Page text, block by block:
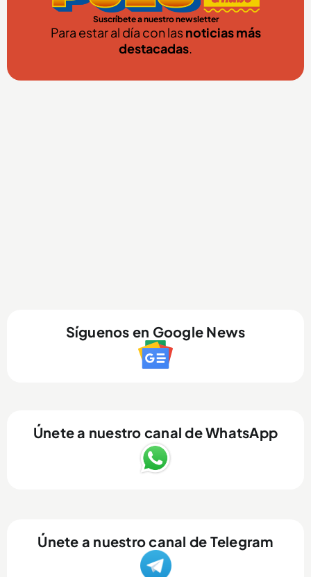
Suscríbete a nuestro newsletter
Para estar al día con lasnoticias más
destacadas.
Síguenos en Google News
Únete a nuestro canal de WhatsApp
Únete a nuestro canal de Telegram